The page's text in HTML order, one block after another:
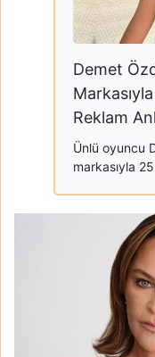
Demet
Reklam
Ünlü oyuncu
markasıyla